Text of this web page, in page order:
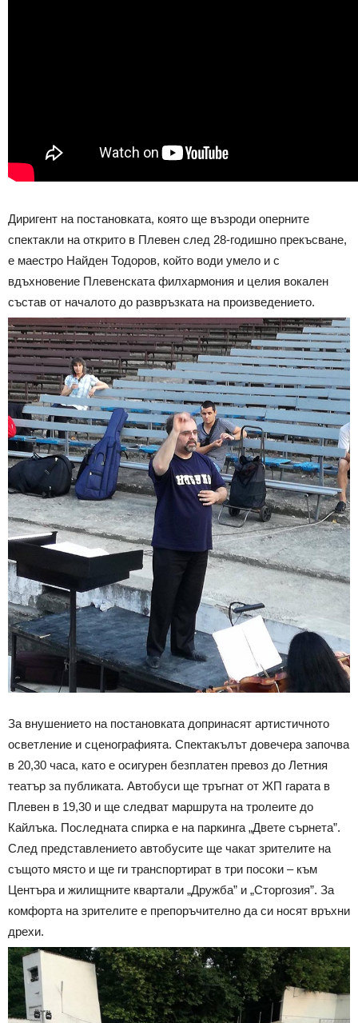
Диригент на постановката, която ще възроди оперните
спектакли на открито в Плевен след 28-годишно прекъсване,
е маестро Найден Тодоров, който води умело и с
вдъхновение Плевенската филхармония и целия вокален
състав от началото до развръзката на произведението.
За внушението на постановката допринасят артистичното
осветление и сценографията. Спектакълът довечера започва
в 20,30 часа, като е осигурен безплатен превоз до Летния
театър за публиката. Автобуси ще тръгнат от ЖП гарата в
Плевен в 19,30 и ще следват маршрута на тролеите до
Кайлъка. Последната спирка е на паркинга „Двете сърнета”.
След представлението автобусите ще чакат зрителите на
същото място и ще ги транспортират в три посоки – към
Центъра и жилищните квартали „Дружба” и „Сторгозия”. За
комфорта на зрителите е препоръчително да си носят връхни
дрехи.